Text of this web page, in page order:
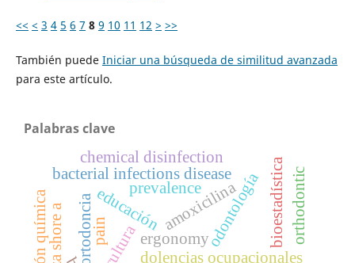
<< < 3 4 5 6 7 8 9 10 11 12 > >>
También puede Iniciar una búsqueda de similitud avanzada
para este artículo.
Palabras clave
dolencias ocupacionales
odontología
ergonomy
pain bioestadística
educaciónamoxicilina
bacterial infections disease
chemical disinfection
ortodoncia orthodontic
prevalence
cultura